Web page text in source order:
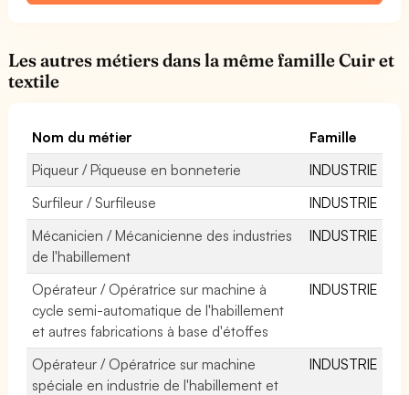
Les autres métiers dans la même famille Cuir et
textile
Nom du métier
Famille
Piqueur / Piqueuse en bonneterie
INDUSTRIE
Surfileur / Surfileuse
INDUSTRIE
Mécanicien / Mécanicienne des industries
de l'habillement
INDUSTRIE
Opérateur / Opératrice sur machine à
cycle semi-automatique de l'habillement
et autres fabrications à base d'étoffes
INDUSTRIE
Opérateur / Opératrice sur machine
spéciale en industrie de l'habillement et
INDUSTRIE